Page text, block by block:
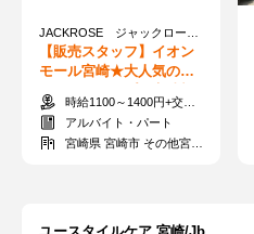
【販売スタッフ】イオン
モール宮崎★大人気のセ
レクトショップが宮崎初
上陸時給1100～1400円+交通費全額支給
アルバイト・パート
宮崎県 宮崎市 その他宮崎市